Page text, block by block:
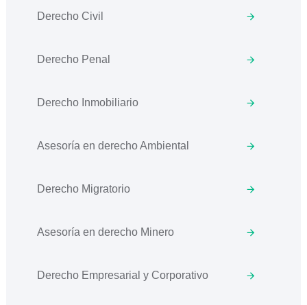
Derecho Civil
Derecho Penal
Derecho Inmobiliario
Asesoría en derecho Ambiental
Derecho Migratorio
Asesoría en derecho Minero
Derecho Empresarial y Corporativo